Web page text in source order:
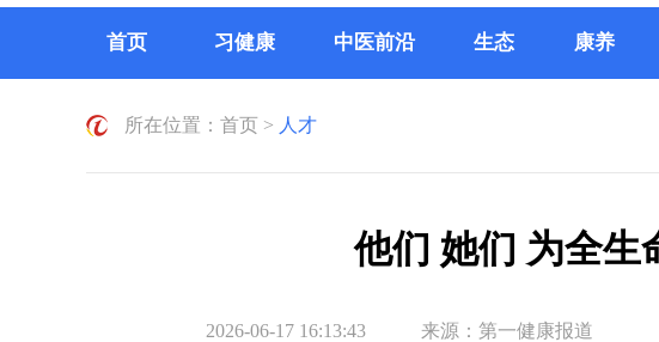
首页 习健康 中医前沿 生态 康养
所在位置： 首页 > 人才
他们 她们 为全生
2026-06-17 16:13:43 来源：第一健康报道